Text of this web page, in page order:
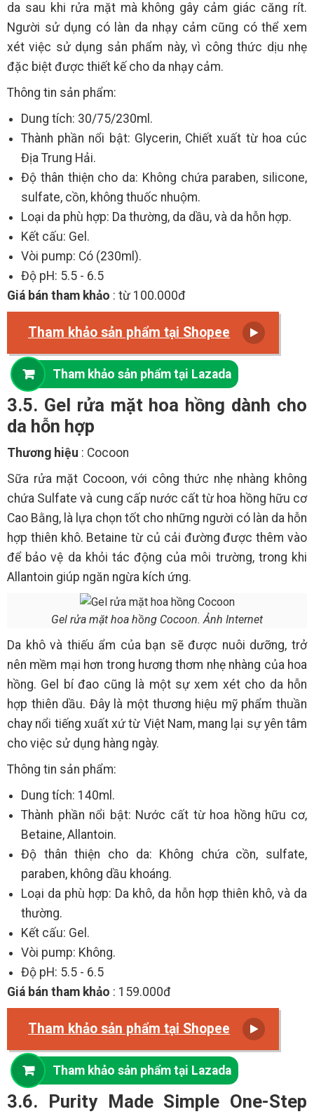
da sau khi rửa mặt mà không gây cảm giác căng rít.
Người sử dụng có làn da nhạy cảm cũng có thể xem
xét việc sử dụng sản phẩm này, vì công thức dịu nhẹ
đặc biệt được thiết kế cho da nhạy cảm.
Thông tin sản phẩm:
Dung tích: 30/75/230ml.
Thành phần nổi bật: Glycerin, Chiết xuất từ hoa cúc
Địa Trung Hải.
Độ thân thiện cho da: Không chứa paraben, silicone,
sulfate, cồn, không thuốc nhuộm.
Loại da phù hợp: Da thường, da dầu, và da hỗn hợp.
Kết cấu: Gel.
Vòi pump: Có (230ml).
Độ pH: 5.5 - 6.5
Giá bán tham khảo : từ 100.000đ
Tham khảo sản phẩm tại Shopee
Tham khảo sản phẩm tại Lazada
3.5. Gel rửa mặt hoa hồng dành cho
da hỗn hợp
Thương hiệu : Cocoon
Sữa rửa mặt Cocoon, với công thức nhẹ nhàng không
chứa Sulfate và cung cấp nước cất từ hoa hồng hữu cơ
Cao Bằng, là lựa chọn tốt cho những người có làn da hỗn
hợp thiên khô. Betaine từ củ cải đường được thêm vào
để bảo vệ da khỏi tác động của môi trường, trong khi
Allantoin giúp ngăn ngừa kích ứng.
Gel rửa mặt hoa hồng Cocoon. Ảnh Internet
Da khô và thiếu ẩm của bạn sẽ được nuôi dưỡng, trở
nên mềm mại hơn trong hương thơm nhẹ nhàng của hoa
hồng. Gel bí đao cũng là một sự xem xét cho da hỗn
hợp thiên dầu. Đây là một thương hiệu mỹ phẩm thuần
chay nổi tiếng xuất xứ từ Việt Nam, mang lại sự yên tâm
cho việc sử dụng hàng ngày.
Thông tin sản phẩm:
Dung tích: 140ml.
Thành phần nổi bật: Nước cất từ hoa hồng hữu cơ,
Betaine, Allantoin.
Độ thân thiện cho da: Không chứa cồn, sulfate,
paraben, không dầu khoáng.
Loại da phù hợp: Da khô, da hỗn hợp thiên khô, và da
thường.
Kết cấu: Gel.
Vòi pump: Không.
Độ pH: 5.5 - 6.5
Giá bán tham khảo : 159.000đ
Tham khảo sản phẩm tại Shopee
Tham khảo sản phẩm tại Lazada
3.6. Purity Made Simple One-Step